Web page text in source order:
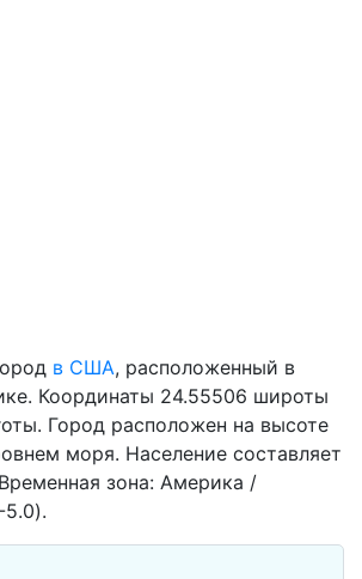
в США, расположенный в
Координаты 24.55506 широты
Город расположен на высоте
моря. Население составляет
зона: Америка /
5.0).